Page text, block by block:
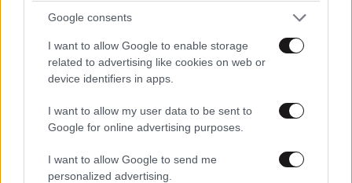
Google consents
I want to allow Google to enable storage
related to advertising like cookies on web or
device identifiers in apps.
I want to allow my user data to be sent to
Google for online advertising purposes.
I want to allow Google to send me
personalized advertising.
Χρήστος Καλογρίτσας: Η άδεια των 52,6 εκατ.
ευρώ, τα «βοσκοτόπια» στην Ιθάκη και το